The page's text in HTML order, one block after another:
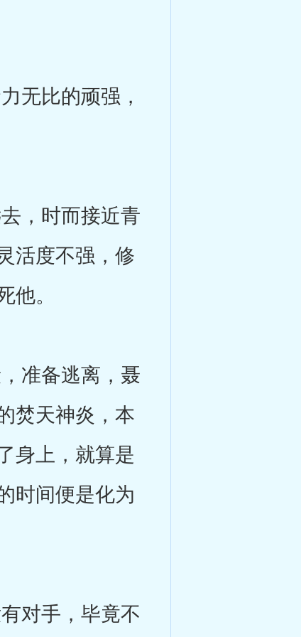
无比的顽强，
，时而接近青
活度不强，修
。
准备逃离，聂
焚天神炎，本
身上，就算是
时间便是化为
对手，毕竟不